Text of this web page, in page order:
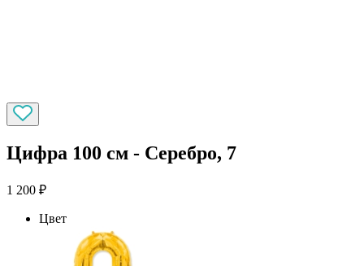
Цифра 100 см - Серебро, 7
1 200 ₽
Цвет